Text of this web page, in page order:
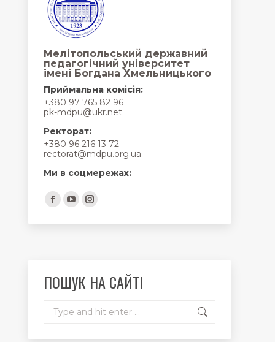
Мелітопольський державний
педагогічний університет
імені Богдана Хмельницького
Приймальна комісія:
+380 97 765 82 96
pk-mdpu@ukr.net
Ректорат:
+380 96 216 13 72
rectorat@mdpu.org.ua
Ми в соцмережах:
Find us on:
Facebook
page
window
YouTube
page
window
Instagram
page
window
ПОШУК НА САЙТІ